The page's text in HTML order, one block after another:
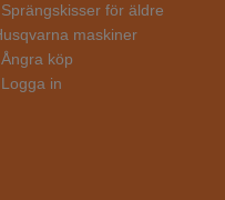
Sprängskisser för äldre
maskiner
Ångra köp
Logga in